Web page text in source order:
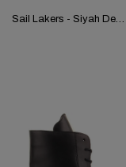
Sail Lakers - Siyah Deri Kadın Bot 105-5074-H1338Z